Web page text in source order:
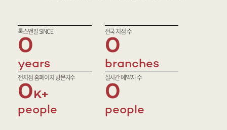
톡스앤필 SINCE
0
years
전국 지점 수
0
branches
전지점 홈페이지 방문자수
0
people
실시간 예약자 수
0
people